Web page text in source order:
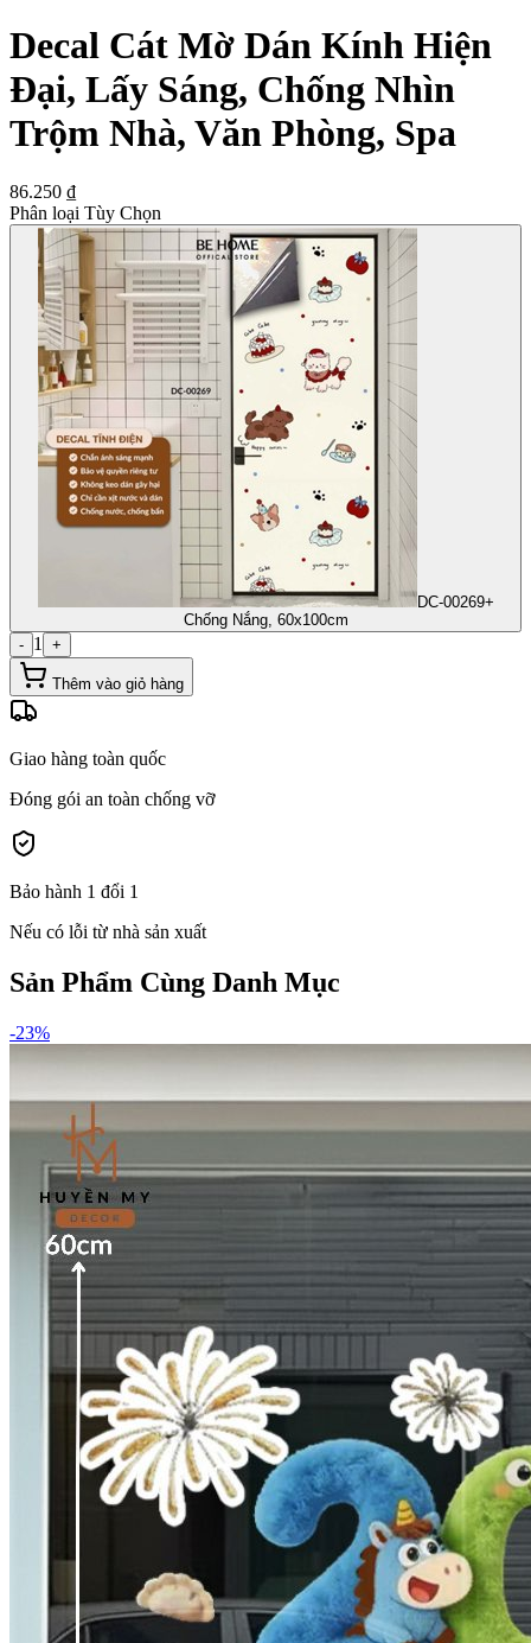
Decal Cát Mờ Dán Kính Hiện
Đại, Lấy Sáng, Chống Nhìn
Trộm Nhà, Văn Phòng, Spa
86.250 ₫
Phân loại Tùy Chọn
DC-00269+
Chống Nắng, 60x100cm
- 1 +
Thêm vào giỏ hàng
Giao hàng toàn quốc
Đóng gói an toàn chống vỡ
Bảo hành 1 đổi 1
Nếu có lỗi từ nhà sản xuất
Sản Phẩm Cùng Danh Mục
-23%